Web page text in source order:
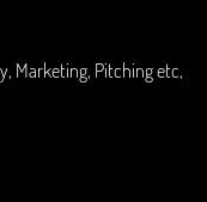
Marketing, Pitching etc,